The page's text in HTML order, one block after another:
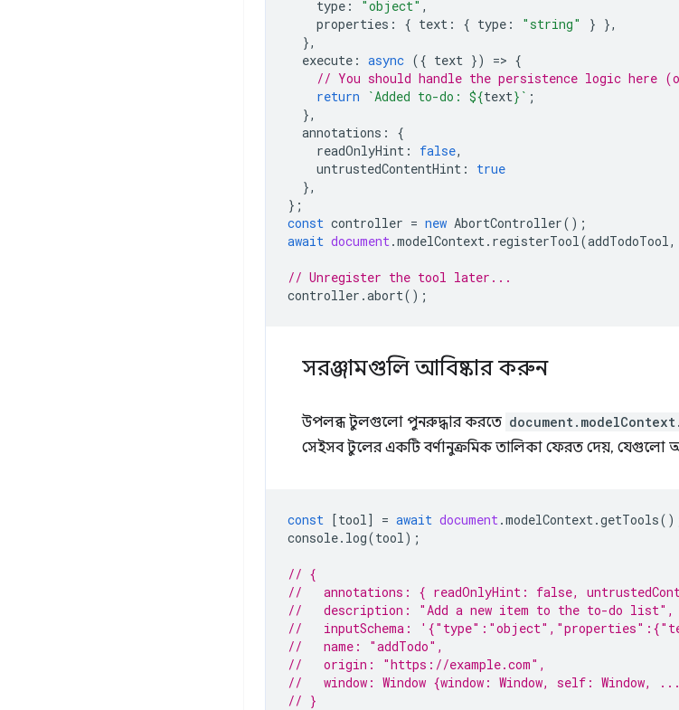
type : "object" ,
properties : { text : { type : "string" } },
},
execute : async ({ text }) => {
// You should handle the persistence logic here
return
`Added to-do: ${text} ` ;
},
annotations :
{
readOnlyHint : false,
untrustedContentHint :
true
},
};
const controller = new AbortController();
await document.modelContext. registerTool(addTodoTool,
// Unregister the tool later...
controller .abort();
সরঞ্জামগুলি আবিষ্কার করুন
উপলব্ধ টুলগুলো পুনরুদ্ধার করতে
সেইসব টুলের একটি বর্ণানুক্রমিক তালিকা ফেরত দেয়, যেগুলো
const [tool] = await document.modelContext.getTools
console. log(tool);
// {
//   annotations: { readOnlyHint: false,
//   description: "Add a new item to the to-do list",
//   inputSchema:
//   name: "addTodo",
//   origin: "https://example.com",
//   window: Window {window: Window, self: Window,
// }